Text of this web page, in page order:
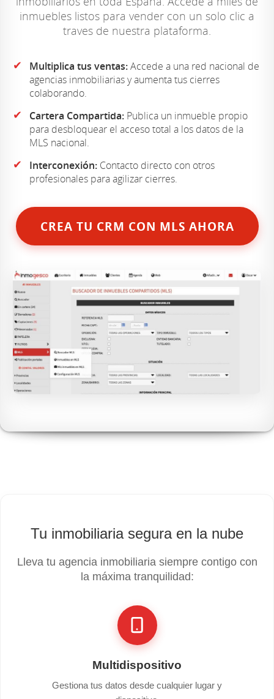
inmuebles listos para vender con un solo clic a
traves de nuestra plataforma.
✔ Multiplica tus ventas:Accede a una red nacional de
agencias inmobiliarias y aumenta tus cierres
colaborando.
✔ Cartera Compartida: Publica un inmueble propio
para desbloquear el acceso total a los datos de la
MLS nacional.
✔ Interconexión: Contacto directo con otros
profesionales para agilizar cierres.
CREA TU CRM CON MLS AHORA
Tu inmobiliaria segura en la nube
Lleva tu agencia inmobiliaria siempre contigo con
la máxima tranquilidad:
Multidispositivo
Gestiona tus datos desde cualquier lugar y